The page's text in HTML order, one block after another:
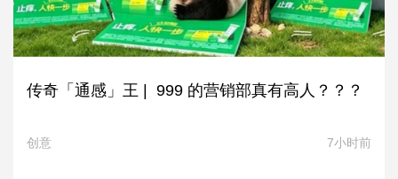
传奇「通感」王 | 999 的营销部真有高人？？？
创意 7小时前